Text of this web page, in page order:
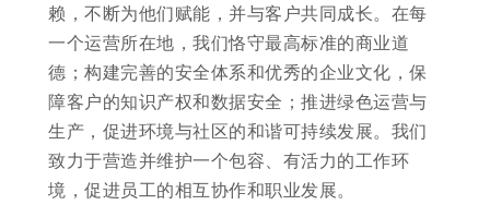
赖，不断为他们赋能，并与客户共同成长。在每
一个运营所在地，我们恪守最高标准的商业道
德；构建完善的安全体系和优秀的企业文化，保
障客户的知识产权和数据安全；推进绿色运营与
生产，促进环境与社区的和谐可持续发展。我们
致力于营造并维护一个包容、有活力的工作环
境，促进员工的相互协作和职业发展。